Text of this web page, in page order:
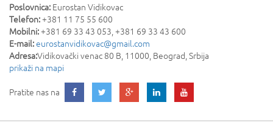
Poslovnica: Eurostan Vidikovac
Telefon:+381 11 75 55 600
Mobilni:+381 69 33 43 053, +381 69 33 43 600
E-mail:eurostanvidikovac@gmail.com
Adresa:Vidikovački venac 80 B, 11000, Beograd,Srbija
prikaži na mapi
Pratite nas na